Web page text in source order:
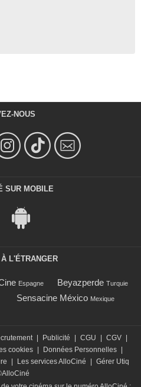
NOUS
SUR MOBILE
L'ÉTRANGER
Espagne Beyazperde Turquie
Sensacine México Mexique
Publicité CGU CGV
cookies Données Personnelles
Les services AlloCiné
Gérer Utiq